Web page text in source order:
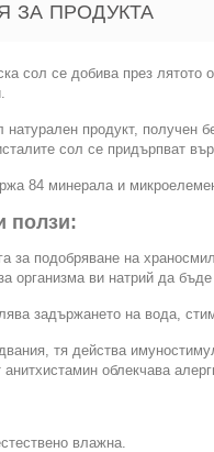
ЗА ПРОДУКТА
сол се добива през
натурален продукт,
сол се придърпват
84 минерала и
ползи:
за подобряване на
организма ви натрий да
задържането на вода,
тя действа
облекчава
влажна.